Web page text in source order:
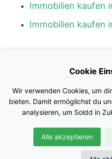
Immobilien kaufen
Immobilien kaufen
Impressum
Datenschutz
© Soldd GmbH
Cookie
Wir verwenden Cookies, um
bieten. Damit ermöglichst du
analysieren, um Soldd in
Alle akzeptieren